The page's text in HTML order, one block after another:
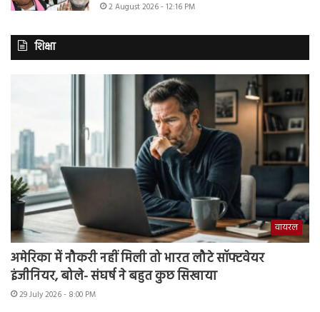
2 August 2026 - 12:16 PM
शिक्षा
वायरल
अमेरिका में नौकरी नहीं मिली तो भारत लौटे सॉफ्टवेयर
इंजीनियर, बोले- संघर्ष ने बहुत कुछ सिखाया
29 July 2026 - 8:00 PM